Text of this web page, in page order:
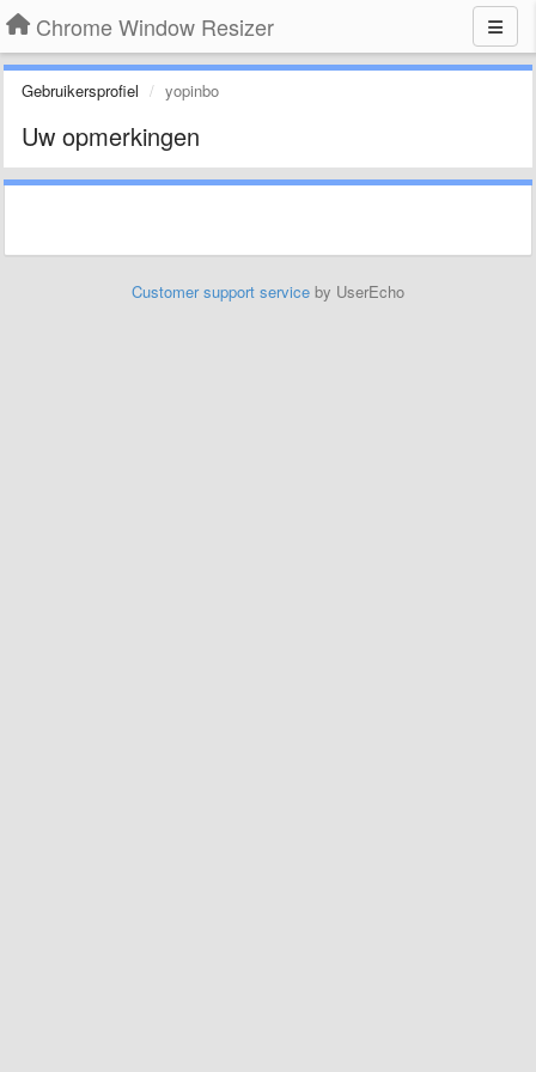
Chrome Window Resizer
Gebruikersprofiel yopinbo
Uw opmerkingen
Customer support service by UserEcho